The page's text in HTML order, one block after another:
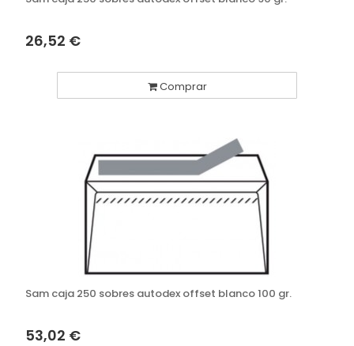
26,52 €
Comprar
Sam caja 250 sobres autodex offset blanco 100 gr.
53,02 €